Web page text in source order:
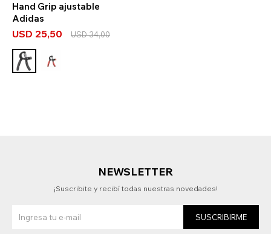
Hand Grip ajustable
Adidas
USD 25,50 USD34,00
NEWSLETTER
¡Suscribite y recibí todas nuestras novedades!
SUSCRIBIRME